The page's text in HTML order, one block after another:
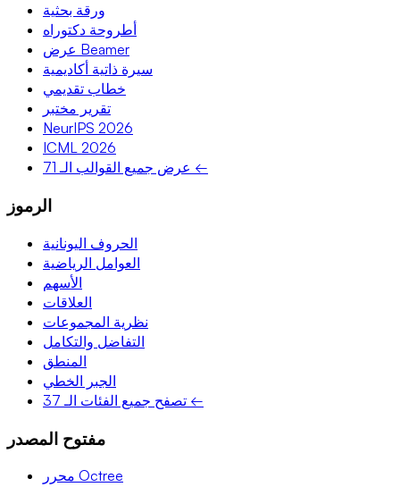
ورقة بحثية
أطروحة دكتوراه
عرض Beamer
سيرة ذاتية أكاديمية
خطاب تقديمي
تقرير مختبر
NeurIPS 2026
ICML 2026
عرض جميع القوالب الـ 71 ←
الرموز
الحروف اليونانية
العوامل الرياضية
الأسهم
العلاقات
نظرية المجموعات
التفاضل والتكامل
المنطق
الجبر الخطي
تصفح جميع الفئات الـ 37 ←
مفتوح المصدر
محرر Octree